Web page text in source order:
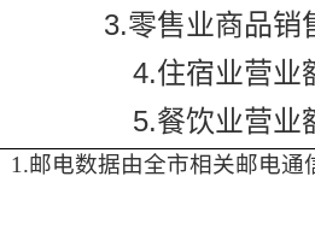
3.零售业商品销
4.住宿业营业
5.餐饮业营业
1.邮电数据由全市相关邮电通